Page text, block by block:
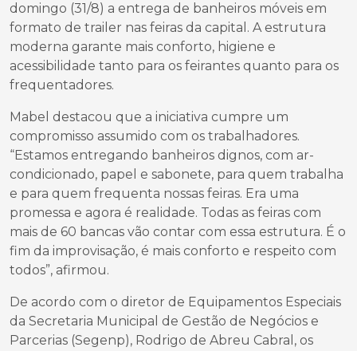
domingo (31/8) a entrega de banheiros móveis em
formato de trailer nas feiras da capital. A estrutura
moderna garante mais conforto, higiene e
acessibilidade tanto para os feirantes quanto para os
frequentadores.
Mabel destacou que a iniciativa cumpre um
compromisso assumido com os trabalhadores.
“Estamos entregando banheiros dignos, com ar-
condicionado, papel e sabonete, para quem trabalha
e para quem frequenta nossas feiras. Era uma
promessa e agora é realidade. Todas as feiras com
mais de 60 bancas vão contar com essa estrutura. É o
fim da improvisação, é mais conforto e respeito com
todos”, afirmou.
De acordo com o diretor de Equipamentos Especiais
da Secretaria Municipal de Gestão de Negócios e
Parcerias (Segenp), Rodrigo de Abreu Cabral, os